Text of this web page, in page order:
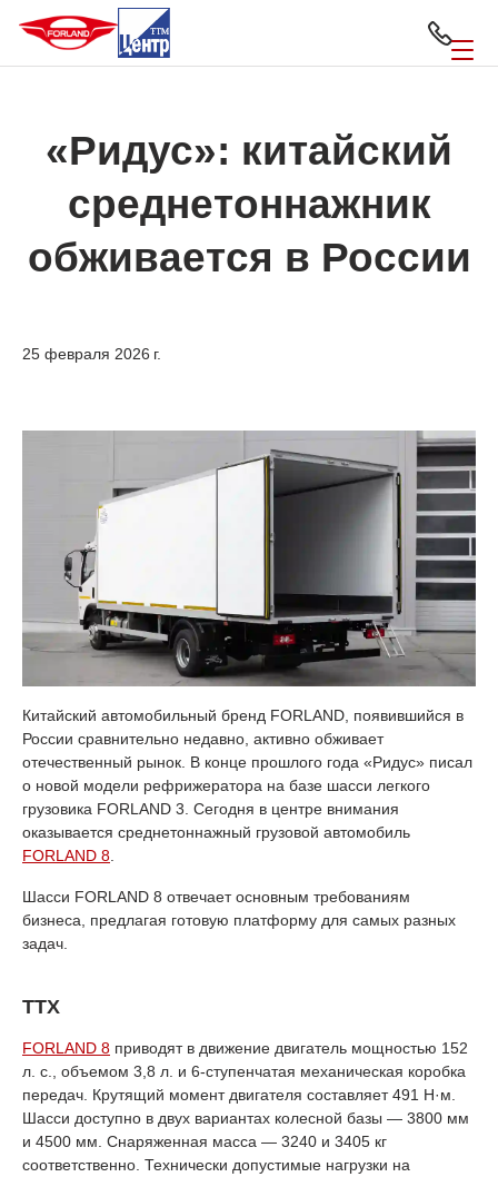
«Ридус»: китайский
среднетоннажник
обживается в России
25 февраля 2026 г.
Китайский автомобильный бренд FORLAND, появившийся в
России сравнительно недавно, активно обживает
отечественный рынок. В конце прошлого года «Ридус» писал
о новой модели рефрижератора на базе шасси легкого
грузовика FORLAND 3. Сегодня в центре внимания
оказывается среднетоннажный грузовой автомобиль
FORLAND 8
Шасси FORLAND 8 отвечает основным требованиям
бизнеса, предлагая готовую платформу для самых разных
задач.
ТТХ
FORLAND 8 приводят в движение двигатель мощностью 152
л. с., объемом 3,8 л. и 6-ступенчатая механическая коробка
передач. Крутящий момент двигателя составляет 491 Н·м.
Шасси доступно в двух вариантах колесной базы — 3800 мм
и 4500 мм. Снаряженная масса — 3240 и 3405 кг
соответственно. Технически допустимые нагрузки на